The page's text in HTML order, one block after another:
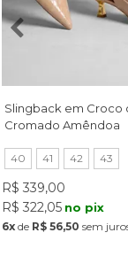
Slingback em Croco
Cromado Amêndoa
40 41 42 43
R$ 339,00
R$ 322,05 no pix
6x de R$ 56,50 sem